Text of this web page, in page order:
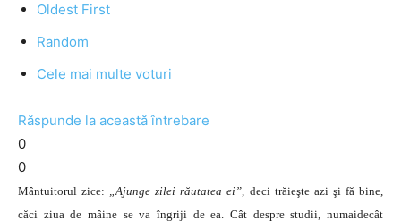
Oldest First
Random
Cele mai multe voturi
Răspunde la această întrebare
0
0
Mântuitorul zice: „Ajunge zilei răutatea ei”, deci trăieşte azi şi fă bine,
căci ziua de mâine se va îngriji de ea. Cât despre studii, numaidecât